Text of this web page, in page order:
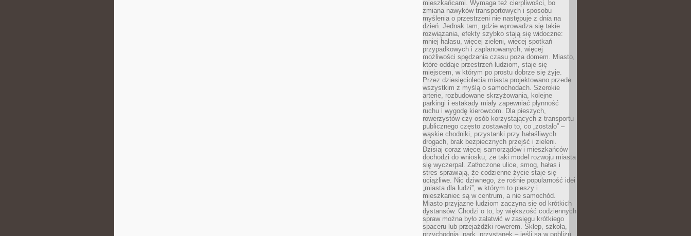
mieszkańcami. Wymaga też cierpliwości, bo
zmiana nawyków transportowych i sposobu
myślenia o przestrzeni nie następuje z dnia na
dzień. Jednak tam, gdzie wprowadza się takie
rozwiązania, efekty szybko stają się widoczne:
mniej hałasu, więcej zieleni, więcej spotkań
przypadkowych i zaplanowanych, więcej
możliwości spędzania czasu poza domem. Miasto,
które oddaje przestrzeń ludziom, staje się
miejscem, w którym po prostu dobrze się żyje.
Przez dziesięciolecia miasta projektowano przede
wszystkim z myślą o samochodach. Szerokie
arterie, rozbudowane skrzyżowania, kolejne
parkingi i estakady miały zapewniać płynność
ruchu i wygodę kierowcom. Dla pieszych,
rowerzystów czy osób korzystających z transportu
publicznego często zostawało to, co „zostało” –
wąskie chodniki, przystanki przy hałaśliwych
drogach, brak bezpiecznych przejść i zieleni.
Dzisiaj coraz więcej samorządów i mieszkańców
dochodzi do wniosku, że taki model rozwoju miasta
się wyczerpał. Zatłoczone ulice, smog, hałas i
stres sprawiają, że codzienne życie staje się
uciążliwe. Nic dziwnego, że rośnie popularność idei
„miasta dla ludzi”, w którym to pieszy i
mieszkaniec są w centrum, a nie samochód.
Miasto przyjazne ludziom zaczyna się od krótkich
dystansów. Chodzi o to, by większość codziennych
spraw można było załatwić w zasięgu krótkiego
spaceru lub przejażdżki rowerem. Sklep, szkoła,
przychodnia, park, przystanek – jeśli są w pobliżu,